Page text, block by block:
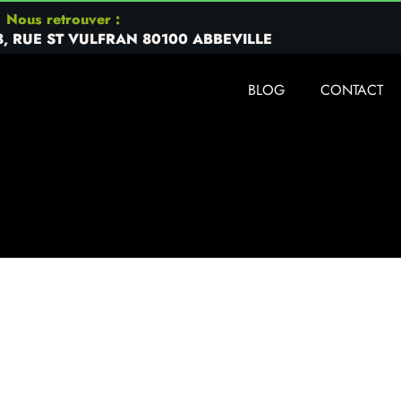
Nous retrouver :
RUE ST VULFRAN 80100 ABBEVILLE
BLOG CONTACT